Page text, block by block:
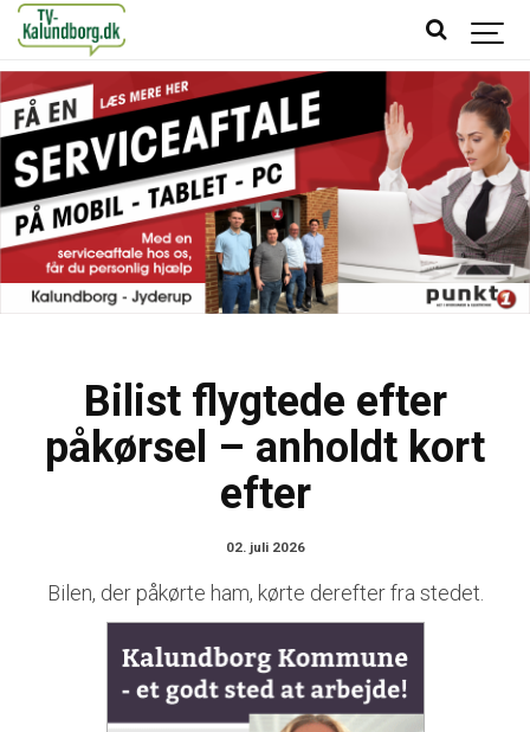
Bilist flygtede efter
påkørsel – anholdt kort
efter
02. juli 2026
Bilen, der påkørte ham, kørte derefter fra stedet.